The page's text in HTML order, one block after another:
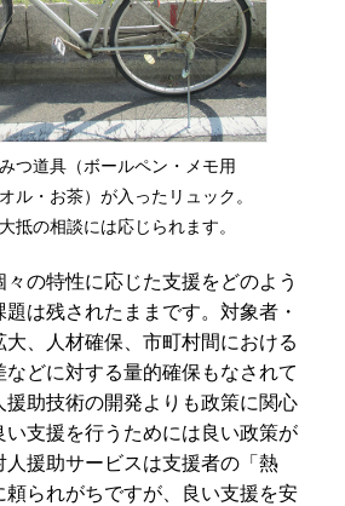
つ道具（ボールペン・メモ用
ル・お茶）が入ったリュック。
抵の相談には応じられます。
の特性に応じた支援をどのよう
は残されたままです。対象者・
、人材確保、市町村間における
どに対する量的確保もなされて
援助技術の開発よりも政策に関心
い支援を行うためには良い政策が
人援助サービスは支援者の「熱
頼られがちですが、良い支援を安